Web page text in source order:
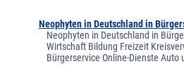
Neophyten in Deutschland in
Neophyten in Deutschland in
Wirtschaft Bildung Freizeit
Bürgerservice Online-Dienste